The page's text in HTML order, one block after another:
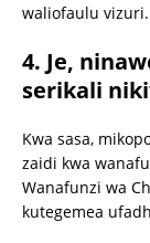
waliofaulu vizuri.
4. Je,
serikali
Kwa sasa,
zaidi kwa
Wanafunzi wa
kutegemea